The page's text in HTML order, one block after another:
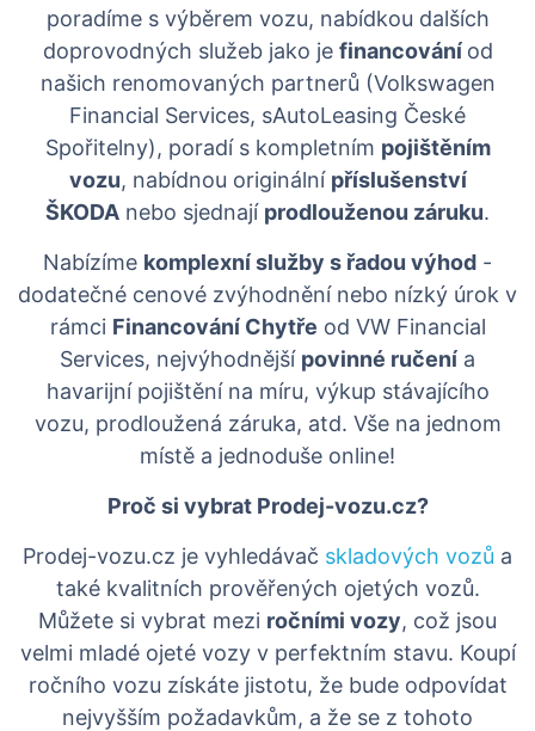
poradíme s výběrem vozu, nabídkou dalších
doprovodných služeb jako je financování od
našich renomovaných partnerů (Volkswagen
Financial Services, sAutoLeasing České
Spořitelny), poradí s kompletním pojištěním
vozu, nabídnou originální příslušenství
ŠKODA nebo sjednají prodlouženou záruku.
Nabízíme komplexní služby s řadou výhod -
dodatečné cenové zvýhodnění nebo nízký úrok v
rámci Financování Chytře od VW Financial
Services, nejvýhodnější povinné ručení a
havarijní pojištění na míru, výkup stávajícího
vozu, prodloužená záruka, atd. Vše na jednom
místě a jednoduše online!
Proč si vybrat Prodej-vozu.cz?
Prodej-vozu.cz je vyhledávač skladových vozů a
také kvalitních prověřených ojetých vozů.
Můžete si vybrat mezi ročními vozy, což jsou
velmi mladé ojeté vozy v perfektním stavu. Koupí
ročního vozu získáte jistotu, že bude odpovídat
nejvyšším požadavkům, a že se z tohoto